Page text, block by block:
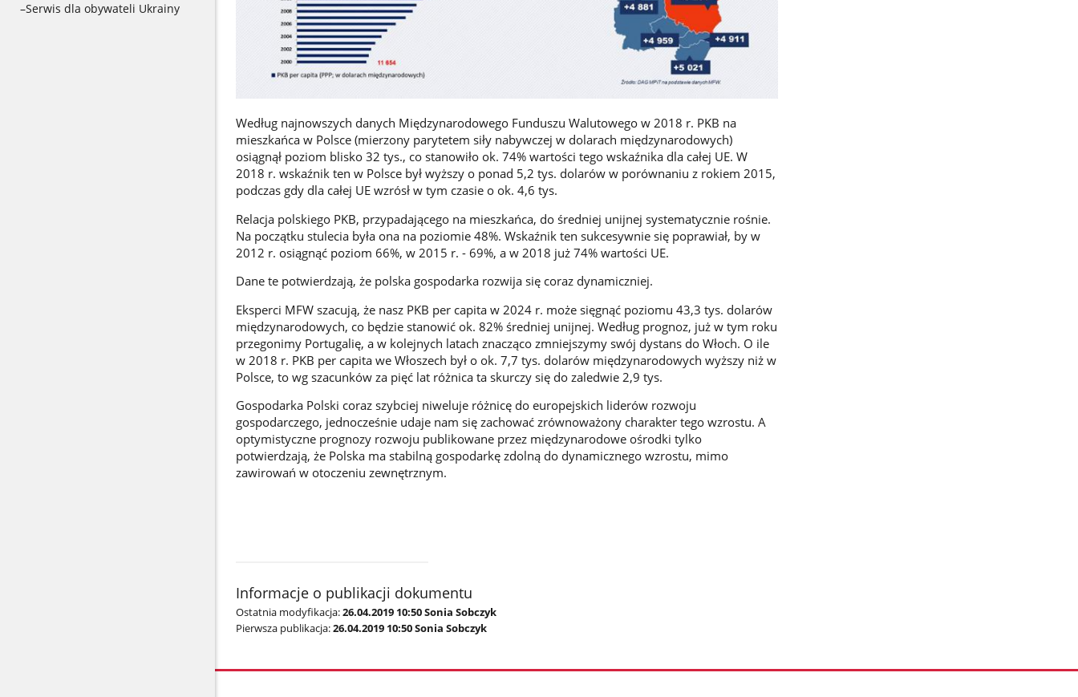
–Serwis dla obywateli Ukrainy
Według najnowszych danych Międzynarodowego Funduszu Walutowego w 2018 r. PKB na
mieszkańca w Polsce (mierzony parytetem siły nabywczej w dolarach międzynarodowych)
osiągnął poziom blisko 32 tys., co stanowiło ok. 74% wartości tego wskaźnika dla całej UE. W
2018 r. wskaźnik ten w Polsce był wyższy o ponad 5,2 tys. dolarów w porównaniu z rokiem 2015,
podczas gdy dla całej UE wzrósł w tym czasie o ok. 4,6 tys.
Relacja polskiego PKB, przypadającego na mieszkańca, do średniej unijnej systematycznie rośnie.
Na początku stulecia była ona na poziomie 48%. Wskaźnik ten sukcesywnie się poprawiał, by w
2012 r. osiągnąć poziom 66%, w 2015 r. - 69%, a w 2018 już 74% wartości UE.
Dane te potwierdzają, że polska gospodarka rozwija się coraz dynamiczniej.
Eksperci MFW szacują, że nasz PKB per capita w 2024 r. może sięgnąć poziomu 43,3 tys. dolarów
międzynarodowych, co będzie stanowić ok. 82% średniej unijnej. Według prognoz, już w tym roku
przegonimy Portugalię, a w kolejnych latach znacząco zmniejszymy swój dystans do Włoch. O ile
w 2018 r. PKB per capita we Włoszech był o ok. 7,7 tys. dolarów międzynarodowych wyższy niż w
Polsce, to wg szacunków za pięć lat różnica ta skurczy się do zaledwie 2,9 tys.
Gospodarka Polski coraz szybciej niweluje różnicę do europejskich liderów rozwoju
gospodarczego, jednocześnie udaje nam się zachować zrównoważony charakter tego wzrostu. A
optymistyczne prognozy rozwoju publikowane przez międzynarodowe ośrodki tylko
potwierdzają, że Polska ma stabilną gospodarkę zdolną do dynamicznego wzrostu, mimo
zawirowań w otoczeniu zewnętrznym.
Informacje o publikacji dokumentu
Ostatnia modyfikacja:26.04.2019 10:50 Sonia Sobczyk
Pierwsza publikacja:26.04.2019 10:50 Sonia Sobczyk